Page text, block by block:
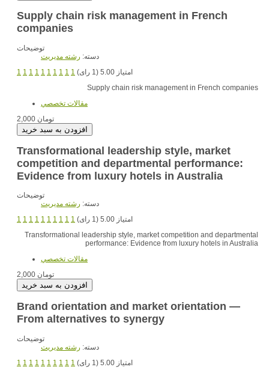
Supply chain risk management in French
companies
توضیحات
دسته: رشته مديريت
1 1 1 1 1 1 1 1 1 1
امتیاز 5.00 (1 رای)
Supply chain risk management in French companies
مقالات تخصصي
2,000 تومان
Transformational leadership style, market
competition and departmental performance:
Evidence from luxury hotels in Australia
توضیحات
دسته: رشته مديريت
1 1 1 1 1 1 1 1 1 1
امتیاز 5.00 (1 رای)
Transformational leadership style, market competition and departmental
performance: Evidence from luxury hotels in Australia
مقالات تخصصي
2,000 تومان
Brand orientation and market orientation —
From alternatives to synergy
توضیحات
دسته: رشته مديريت
1 1 1 1 1 1 1 1 1 1
امتیاز 5.00 (1 رای)